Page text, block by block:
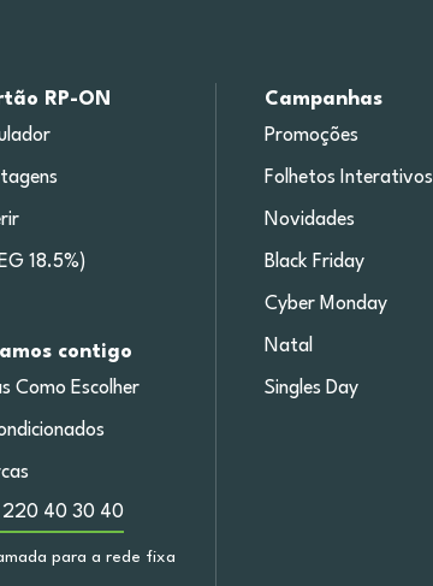
RP-ON
18.5%)
contigo
Como Escolher
220 40 30 40
para a rede fixa
Campanhas
Promoções
Folhetos Interativos
Novidades
Black Friday
Cyber Monday
Natal
Singles Day